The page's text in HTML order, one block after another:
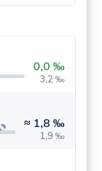
0,0 ‰
3,2 ‰
≈ 1,8 ‰
1,9 ‰